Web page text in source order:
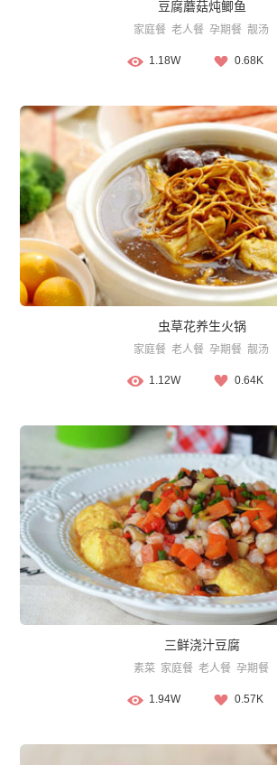
豆腐蘑菇炖鲫鱼
家庭餐 老人餐 孕期餐 靓汤
1.18W 0.68K
虫草花养生火锅
家庭餐 老人餐 孕期餐 靓汤
1.12W 0.64K
三鲜浇汁豆腐
素菜 家庭餐 老人餐 孕期餐
1.94W 0.57K